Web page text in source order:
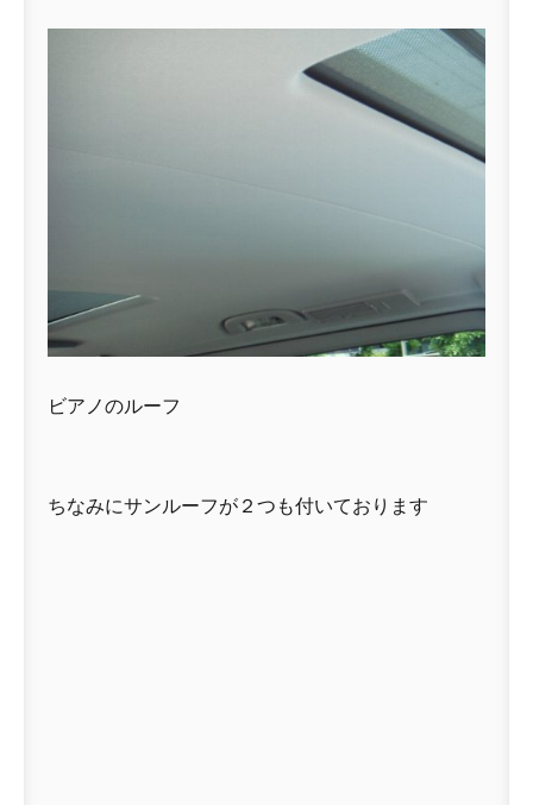
ビアノのルーフ
ちなみにサンルーフが２つも付いております